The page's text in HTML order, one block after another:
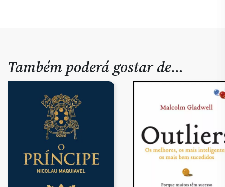
Também poderá gostar de…